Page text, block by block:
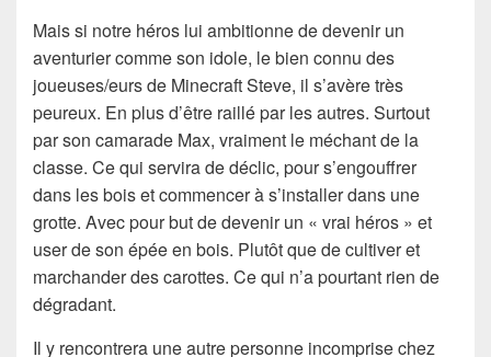
Mais si notre héros lui ambitionne de devenir un
aventurier comme son idole, le bien connu des
joueuses/eurs de Minecraft Steve, il s’avère très
peureux. En plus d’être raillé par les autres. Surtout
par son camarade Max, vraiment le méchant de la
classe. Ce qui servira de déclic, pour s’engouffrer
dans les bois et commencer à s’installer dans une
grotte. Avec pour but de devenir un « vrai héros » et
user de son épée en bois. Plutôt que de cultiver et
marchander des carottes. Ce qui n’a pourtant rien de
dégradant.
Il y rencontrera une autre personne incomprise chez